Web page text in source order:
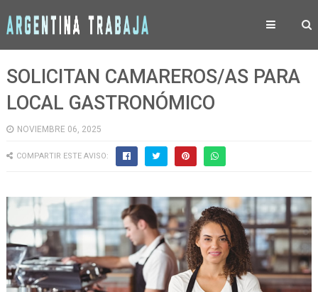
SOLICITAN CAMAREROS/AS PARA
LOCAL GASTRONÓMICO
NOVIEMBRE 06, 2025
COMPARTIR ESTE AVISO: